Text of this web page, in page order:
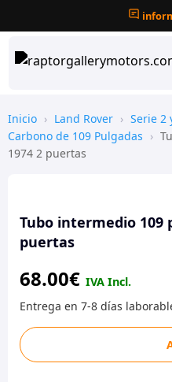
Inicio › Land Rover › Serie 2
Carbono de 109 Pulgadas ›
1974 2 puertas
Tubo intermedio 109
puertas
68.00€
Tubo
intermedio